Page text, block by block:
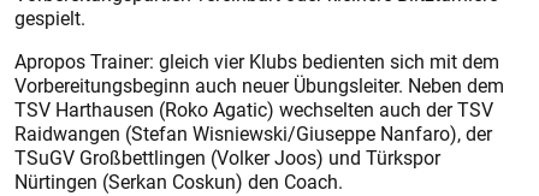
gespielt.
Apropos Trainer: gleich vier Klubs bedienten sich mit dem
Vorbereitungsbeginn auch neuer Übungsleiter. Neben dem
TSV Harthausen (Roko Agatic) wechselten auch der TSV
Raidwangen (Stefan Wisniewski/Giuseppe Nanfaro), der
TSuGV Großbettlingen (Volker Joos) und Türkspor
Nürtingen (Serkan Coskun) den Coach.